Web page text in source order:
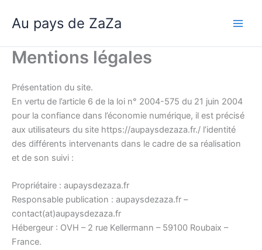
Au pays de ZaZa
Mentions légales
Présentation du site.
En vertu de l’article 6 de la loi n° 2004-575 du 21 juin 2004
pour la confiance dans l’économie numérique, il est précisé
aux utilisateurs du site https://aupaysdezaza.fr./ l’identité
des différents intervenants dans le cadre de sa réalisation
et de son suivi :
Propriétaire : aupaysdezaza.fr
Responsable publication : aupaysdezaza.fr –
contact(at)aupaysdezaza.fr
Hébergeur : OVH – 2 rue Kellermann – 59100 Roubaix –
France.